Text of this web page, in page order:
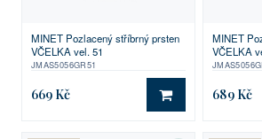
MINET Pozlacený stříbrný prsten
VČELKA vel. 51
JMAS5056GR51
669 Kč DO KOŠÍKU
MINET
VČELKA
689 Kč